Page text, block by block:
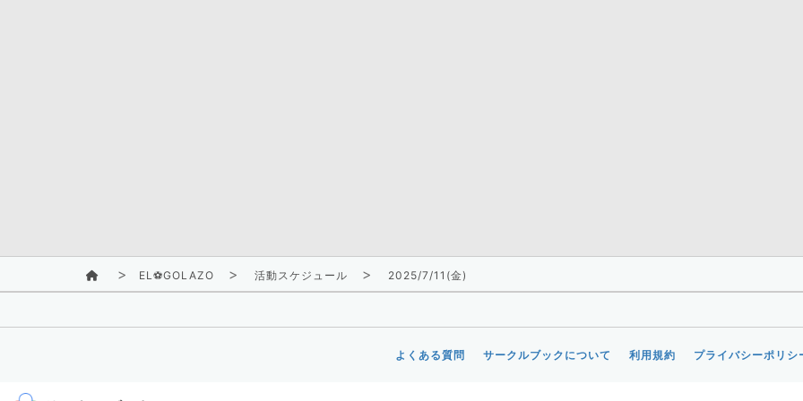
EL⚽GOLAZO 活動スケジュール 2025/7/11(金)
よくある質問 サークルブックについて 利用規約 プライバシーポリシ